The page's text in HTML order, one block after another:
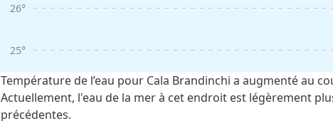
25°
26°
Température de l’eau pour Cala Brandinchi a augmenté au
Actuellement, l'eau de la mer à cet endroit est légèrement
précédentes.